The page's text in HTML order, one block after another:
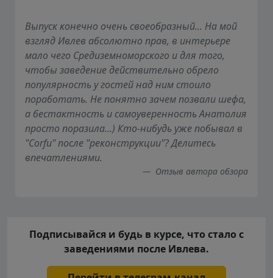
Выпуск конечно очень своеобразный... На мой
взгляд Ивлев абсолютно прав, в интерьере
мало чего Средиземноморского и для того,
чтобы заведение действительно обрело
популярность у гостей над ним стоило
поработать. Не понятно зачем позвали шефа,
а бестактность и самоуверенность Анатолия
просто поразила...) Кто-нибудь уже побывал в
"Corfu" после "реконструкции"? Делитесь
впечатлениями.
Отзыв автора обзора
Подписывайся и будь в курсе, что стало с
заведениями после Ивлева.